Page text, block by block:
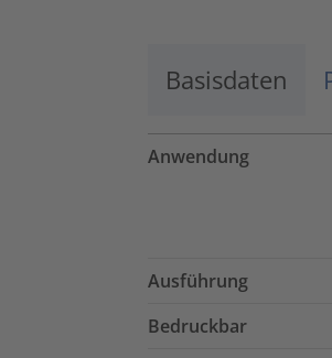
Basisdaten
Anwendung
Ausführung
Bedruckbar